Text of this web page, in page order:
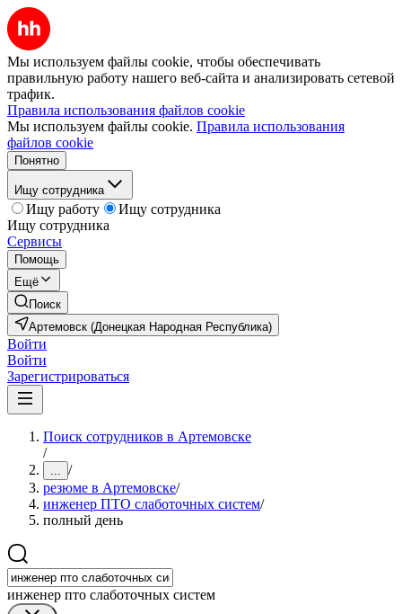
Мы используем файлы cookie, чтобы обеспечивать
правильную работу нашего веб-сайта и анализировать сетевой
трафик.
Правила использования файлов cookie
Мы используем файлы cookie. Правила использования
файлов cookie
Понятно
Ищу сотрудника
Ищу работу
Ищу сотрудника
Ищу сотрудника
Сервисы
Помощь
Ещё
Поиск
Артемовск (Донецкая Народная Республика)
Войти
Войти
Зарегистрироваться
Поиск сотрудников в Артемовске
/
... /
резюме в Артемовске/
инженер ПТО слаботочных систем/
полный день
инженер пто слаботочных систем